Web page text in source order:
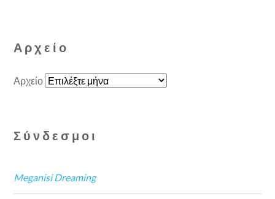
Αρχείο
Αρχείο
Σύνδεσμοι
Meganisi Dreaming